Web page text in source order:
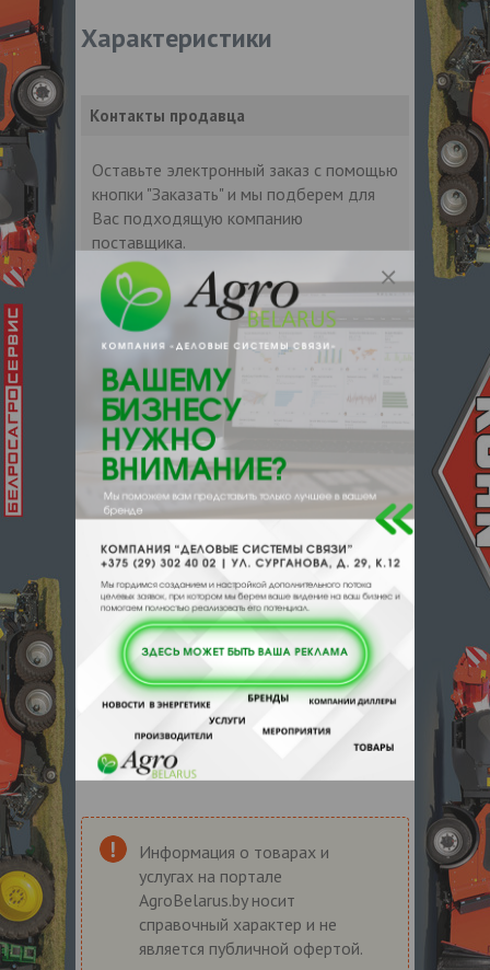
Характеристики
Контакты продавца
Оставьте электронный заказ с помощью
кнопки "Заказать" и мы подберем для
Вас подходящую компанию
поставщика.
Информация о товарах и
услугах на портале
AgroBelarus.by носит
справочный характер и не
является публичной офертой.